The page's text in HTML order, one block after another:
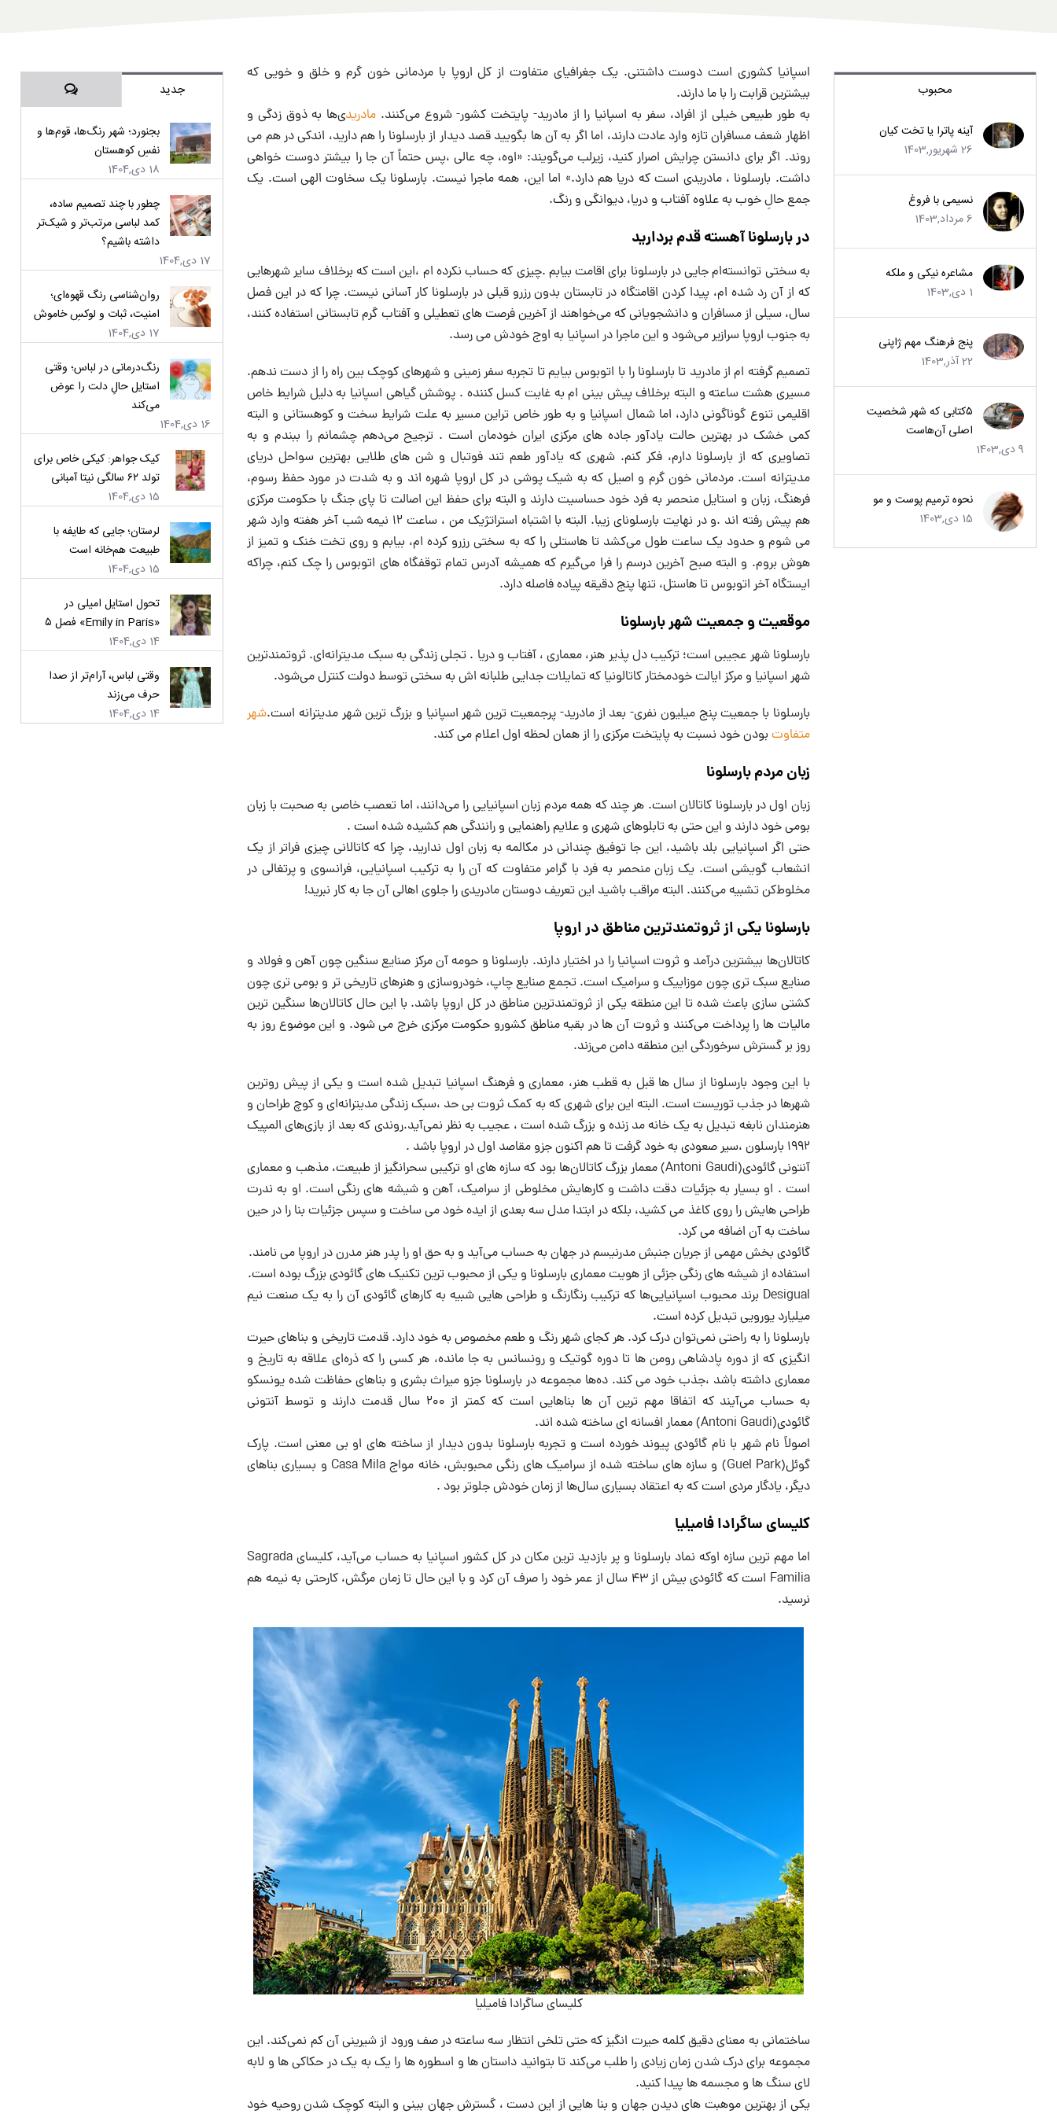
محبوب
آینه پاترا یا تخت کیان
26 شهریور,1403
نسیمی با فروغ
6 مرداد,1403
مشاعره نیکی و ملکه
1 دی,1403
پنج فرهنگ مهم ژاپنی
22 آذر,1403
۵کتابی که شهر شخصیت
اصلی آن‌هاست
9 دی,1403
نحوه ترمیم پوست و مو
15 دی,1403
اسپانیا کشوری است دوست داشتنی. یک جغرافیای متفاوت از کل اروپا با مردمانی خون گرم و خلق و خویی که
بیشترین قرابت را با ما دارند.
به طور طبیعی خیلی از افراد، سفر به اسپانیا را از مادرید- پایتخت کشور- شروع می‌کنند. مادریدی‌ها به ذوق زدگی و
اظهار شعف مسافران تازه وارد عادت دارند، اما اگر به آن ها بگویید قصد دیدار از بارسلونا را هم دارید، اندکی در هم می
روند. اگر برای دانستن چرایش اصرار کنید، زیرلب می‌گویند: «اوه، چه عالی ،پس حتماً آن جا را بیشتر دوست خواهی
داشت. بارسلونا ، مادریدی است که دریا هم دارد.» اما این، همه ماجرا نیست. بارسلونا یک سخاوت الهی است. یک
جمع حالِ خوب به علاوه آفتاب و دریا، دیوانگی و رنگ.
در بارسلونا آهسته قدم بردارید
به سختی توانسته‌ام جایی در بارسلونا برای اقامت بیابم .چیزی که حساب نکرده ام ،این است که برخلاف سایر شهرهایی
که از آن رد شده ام، پیدا کردن اقامتگاه در تابستان بدون رزرو قبلی در بارسلونا کار آسانی نیست. چرا که در این فصل
سال، سیلی از مسافران و دانشجویانی که می‌خواهند از آخرین فرصت های تعطیلی و آفتاب گرم تابستانی استفاده کنند،
به جنوب اروپا سرازیر می‌شود و این ماجرا در اسپانیا به اوج خودش می رسد‌.
تصمیم گرفته ام از مادرید تا بارسلونا را با اتوبوس بیایم تا تجربه سفر زمینی و شهرهای کوچک بین راه را از دست ندهم.
مسیری هشت ساعته و البته برخلاف پیش بینی ام به غایت کسل کننده . پوشش گیاهی اسپانیا به دلیل شرایط خاص
اقلیمی تنوع گوناگونی دارد، اما شمال اسپانیا و به طور خاص تراین مسیر به علت شرایط سخت و کوهستانی و البته
کمی خشک در بهترین حالت یادآور جاده های مرکزی ایران خودمان است . ترجیح می‌دهم چشمانم را ببندم و به
تصاویری که از بارسلونا دارم، فکر کنم. شهری که یادآور طعم تند فوتبال و شن های طلایی بهترین سواحل دریای
مدیترانه است. مردمانی خون گرم و اصیل که به شیک پوشی در کل اروپا شهره اند و به شدت در مورد حفظ رسوم،
فرهنگ، زبان و استایل منحصر به فرد خود حساسیت دارند و البته برای حفظ این اصالت تا پای جنگ با حکومت مرکزی
هم پیش رفته اند .و در نهایت بارسلونای زیبا. البته با اشتباه استراتژیک من ، ساعت ۱۲ نیمه شب آخر هفته وارد شهر
می شوم و حدود یک ساعت طول می‌کشد تا هاستلی را که به سختی رزرو کرده ام، بیابم و روی تخت خنک و تمیز از
هوش بروم. و البته صبح آخرین درسم را فرا می‌گیرم که همیشه آدرس تمام توقفگاه های اتوبوس را چک کنم، چراکه
ایستگاه آخر اتوبوس تا هاستل، تنها پنج دقیقه پیاده فاصله دارد.
موقعیت و جمعیت شهر بارسلونا
بارسلونا شهر عجیبی است؛ ترکیب دل پذیر هنر، معماری ، آفتاب و دریا . تجلی زندگی به سبک مدیترانه‌ای. ثروتمندترین
شهر اسپانیا و مرکز ایالت خودمختار کاتالونیا که تمایلات جدایی طلبانه اش به سختی توسط دولت کنترل می‌شود.
بارسلونا با جمعیت پنج میلیون نفری- بعد از مادرید- پرجمعیت ترین شهر اسپانیا و بزرگ ترین شهر مدیترانه است.شهر
متفاوت بودن خود نسبت به پایتخت مرکزی را از همان لحظه اول اعلام می کند.
زبان مردم بارسلونا
زبان اول در بارسلونا کاتالان است. هر چند که همه مردم زبان اسپانیایی را می‌دانند، اما تعصب خاصی به صحبت با زبان
بومی خود دارند و این حتی به تابلوهای شهری و علایم راهنمایی و رانندگی هم کشیده شده است .
حتی اگر اسپانیایی بلد باشید، این جا توفیق چندانی در مکالمه به زبان اول ندارید، چرا که کاتالانی چیزی فراتر از یک
انشعاب گویشی است. یک زبان منحصر به فرد با گرامر متفاوت که آن را به ترکیب اسپانیایی، فرانسوی و پرتغالی در
مخلوط‌کن تشبیه می‌کنند. البته مراقب باشید این تعریف دوستان مادریدی را جلوی اهالی آن جا به کار نبرید!
بارسلونا یکی از ثروتمندترین مناطق در اروپا
کاتالان‌ها بیشترین درآمد و ثروت اسپانیا را در اختیار دارند. بارسلونا و حومه آن مرکز صنایع سنگین چون آهن و فولاد و
صنایع سبک تری چون موزاییک و سرامیک است. تجمع صنایع چاپ، خودروسازی و هنرهای تاریخی تر و بومی تری چون
کشتی سازی باعث شده تا این منطقه یکی از ثروتمندترین مناطق در کل اروپا باشد. با این حال کاتالان‌ها سنگین ترین
مالیات ها را پرداخت می‌کنند و ثروت آن ها در بقیه مناطق کشورو حکومت مرکزی خرج می شود. و این موضوع روز به
روز بر گسترش سرخوردگی این منطقه دامن می‌زند.
با این وجود بارسلونا از سال ها قبل به قطب هنر، معماری و فرهنگ اسپانیا تبدیل شده است و یکی از پیش روترین
شهرها در جذب توریست است. البته این برای شهری که به کمک ثروت بی حد ،سبک زندگی مدیترانه‌ای و کوچ طراحان و
هنرمندان نابغه تبدیل به یک خانه مد زنده و بزرگ شده است ، عجیب به نظر نمی‌آید.روندی که بعد از بازی‌های المپیک
۱۹۹۲ بارسلون ،سیر صعودی به خود گرفت تا هم اکنون جزو مقاصد اول در اروپا باشد .
آنتونی گائودی(Antoni Gaudi) معمار بزرگ کاتالان‌ها بود که سازه های او ترکیبی سحرانگیز از طبیعت، مذهب و معماری
است . او بسیار به جزئیات دقت داشت و کارهایش مخلوطی از سرامیک، آهن و شیشه های رنگی است. او به ندرت
طراحی هایش را روی کاغذ می کشید، بلکه در ابتدا مدل سه بعدی از ایده خود می ساخت و سپس جزئیات بنا را در حین
ساخت به آن اضافه می کرد.
گائودی بخش مهمی از جریان جنبش مدرنیسم در جهان به حساب می‌آید و به حق او را پدر هنر مدرن در اروپا می نامند.
استفاده از شیشه های رنگی جزئی از هویت معماری بارسلونا و یکی از محبوب ترین تکنیک های گائودی بزرگ بوده است.
Desigual برند محبوب اسپانیایی‌ها که ترکیب رنگارنگ و طراحی هایی شبیه به کارهای گائودی آن را به یک صنعت نیم
میلیارد یورویی تبدیل کرده است.
بارسلونا را به راحتی نمی‌توان درک کرد. هر کجای شهر رنگ و طعم مخصوص به خود دارد. قدمت تاریخی و بناهای حیرت
انگیزی که از دوره پادشاهی رومن ها تا دوره گوتیک و رونسانس به جا مانده، هر کسی را که ذره‌ای علاقه به تاریخ و
معماری داشته باشد ،جذب خود می کند. ده‌ها مجموعه در بارسلونا جزو میراث بشری و بناهای حفاظت شده یونسکو
به حساب می‌آیند که اتفاقا مهم ترین آن ها بناهایی است که کمتر از ۲۰۰ سال قدمت دارند و توسط آنتونی
گائودی(Antoni Gaudi) معمار افسانه ای ساخته شده اند.
اصولاً نام شهر با نام گائودی پیوند خورده است و تجربه بارسلونا بدون دیدار از ساخته های او بی معنی است. پارک
گوئل(Guel Park) و سازه های ساخته شده از سرامیک های رنگی محبوبش، خانه مواج Casa Mila و بسیاری بناهای
دیگر، یادگار مردی است که به اعتقاد بسیاری سال‌ها از زمان خودش جلوتر بود .
کلیسای ساگرادا فامیلیا
اما مهم ترین سازه اوکه نماد بارسلونا و پر بازدید ترین مکان در کل کشور اسپانیا به حساب می‌آید، کلیسای Sagrada
Familia است که گائودی بیش از ۴۳ سال از عمر خود را صرف آن کرد و با این حال تا زمان مرگش، کارحتی به نیمه هم
نرسید.
کلیسای ساگرادا فامیلیا
ساختمانی به معنای دقیق کلمه حیرت انگیز که حتی تلخی انتظار سه ساعته در صف ورود از شیرینی آن کم نمی‌کند. این
مجموعه برای درک شدن زمان زیادی را طلب می‌کند تا بتوانید داستان ها و اسطوره ها را یک به یک در حکاکی ها و لابه
لای سنگ ها و مجسمه ها پیدا کنید.
یکی از بهترین موهبت های دیدن جهان و بنا هایی از این دست ، گسترش جهان بینی و البته کوچک شدن روحیه خود
جدید دیدگاه‌ها
بجنورد؛ شهر رنگ‌ها، قوم‌ها و
نفسِ کوهستان
18 دی,1404
چطور با چند تصمیم ساده،
کمد لباسی مرتب‌تر و شیک‌تر
داشته باشیم؟
17 دی,1404
روان‌شناسی رنگ قهوه‌ای؛
امنیت، ثبات و لوکسِ خاموش
17 دی,1404
رنگ‌درمانی در لباس؛ وقتی
استایل حالِ دلت را عوض
می‌کند
16 دی,1404
کیک جواهر: کیکی خاص برای
تولد ۶۲ سالگی نیتا آمبانی
15 دی,1404
لرستان؛ جایی که طایفه با
طبیعت هم‌خانه است
15 دی,1404
تحول استایل امیلی در
«Emily in Paris» فصل ۵
14 دی,1404
وقتی لباس، آرام‌تر از صدا
حرف می‌زند
14 دی,1404